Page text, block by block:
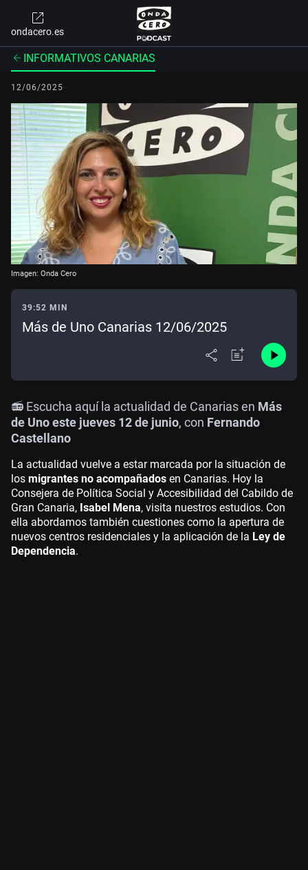
ondacero.es
INFORMATIVOS CANARIAS
12/06/2025
Imagen: Onda Cero
39:52 MIN
Más de Uno Canarias 12/06/2025
📻 Escucha aquí la actualidad de Canarias en Más
de Uno este jueves 12 de junio, con Fernando
Castellano
La actualidad vuelve a estar marcada por la situación de
los migrantes no acompañados en Canarias. Hoy la
Consejera de Política Social y Accesibilidad del Cabildo de
Gran Canaria, Isabel Mena, visita nuestros estudios. Con
ella abordamos también cuestiones como la apertura de
nuevos centros residenciales y la aplicación de la Ley de
Dependencia.